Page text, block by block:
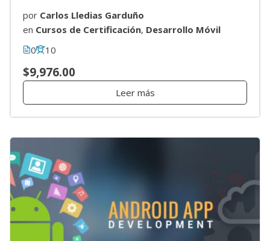
por Carlos Lledias Garduño
en Cursos de Certificación, Desarrollo Móvil
0
10
$9,976.00
Leer más